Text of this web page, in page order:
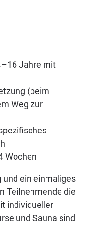
Jahre mit
(beim
Weg zur
Wochen
und ein einmaliges
Teilnehmende die
individueller
und Sauna sind